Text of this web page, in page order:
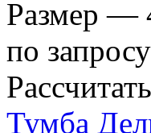
Размер —
по запросу
Тумба